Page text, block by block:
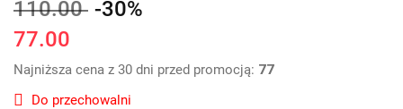
110.00 -30%
77.00
Najniższa cena z 30 dni przed promocją: 77
Do przechowalni